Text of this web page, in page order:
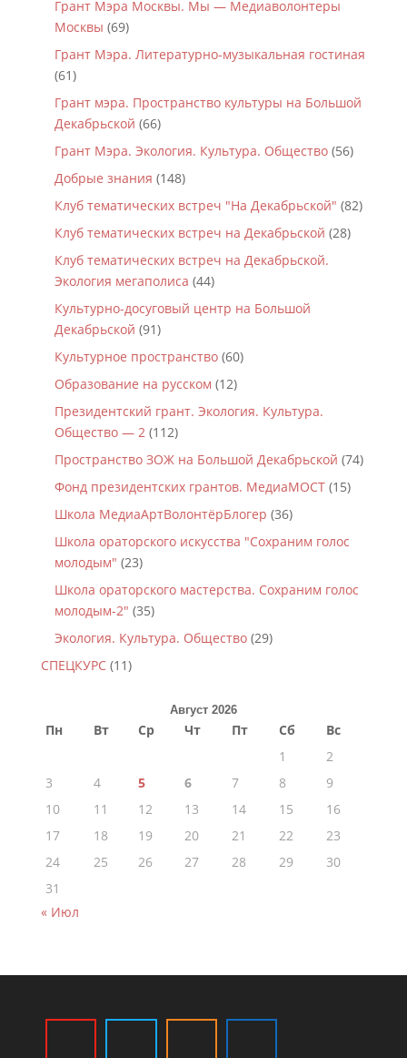
Грант Мэра Москвы. Мы — Медиаволонтеры
Москвы (69)
Грант Мэра. Литературно-музыкальная гостиная
(61)
Грант мэра. Пространство культуры на Большой
Декабрьской (66)
Грант Мэра. Экология. Культура. Общество(56)
Добрые знания (148)
Клуб тематических встреч "На Декабрьской" (82)
Клуб тематических встреч на Декабрьской (28)
Клуб тематических встреч на Декабрьской.
Экология мегаполиса (44)
Культурно-досуговый центр на Большой
Декабрьской (91)
Культурное пространство(60)
Образование на русском (12)
Президентский грант. Экология. Культура.
Общество — 2(112)
Пространство ЗОЖ на Большой Декабрьской (74)
Фонд президентских грантов. МедиаМОСТ(15)
Школа МедиаАртВолонтёрБлогер (36)
Школа ораторского искусства "Сохраним голос
молодым" (23)
Школа ораторского мастерства. Сохраним голос
молодым-2" (35)
Экология. Культура. Общество(29)
СПЕЦКУРС(11)
Август 2026
Пн Вт Ср Чт Пт Сб
Вс
1
2
3
4 5 6 7 8
9
10
11 12 13 14 15
16
17
18 19 20 21 22
23
24
25 26 27 28 29
30
31
« Июл